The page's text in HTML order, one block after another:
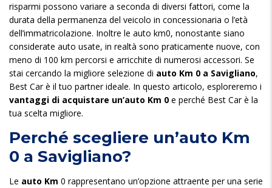
risparmi possono variare a seconda di diversi fattori, come la
durata della permanenza del veicolo in concessionaria o l’età
dell’immatricolazione. Inoltre le auto km0, nonostante siano
considerate auto usate, in realtà sono praticamente nuove, con
meno di 100 km percorsi e arricchite di numerosi accessori. Se
stai cercando la migliore selezione di auto Km 0 a Savigliano,
Best Car è il tuo partner ideale. In questo articolo, esploreremo i
vantaggi di acquistare un’auto Km 0 e perché Best Car è la
tua scelta migliore.
Perché scegliere un’auto Km
0 a Savigliano?
Le auto Km 0 rappresentano un’opzione attraente per una serie